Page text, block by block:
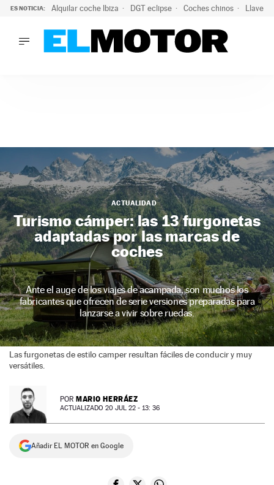
contenido
ES NOTICIA: Alquilar coche Ibiza DGT eclipse Coches chinos Llaves
PODCAST
MOTOS
TECNOLOGÍA
SUPERCOCHES
MOTORTV
PREMIOS
SERVICIOS
NEWSLETTER
SÍGUENOS
ACTUALIDAD
Turismo cámper: las 13 furgonetas
adaptadas por las marcas de
coches
Ante el auge de los viajes de acampada, son muchos los
fabricantes que ofrecen de serie versiones preparadas para
lanzarse a vivir sobre ruedas.
Las furgonetas de estilo camper resultan fáciles de conducir y muy
versátiles.
POR MARIO HERRÁEZ
ACTUALIZADO 20 JUL 22 - 13: 36
Añadir EL MOTOR en Google